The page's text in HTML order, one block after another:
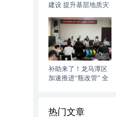
建设 提升基层地质灾
补助来了！龙马潭区
加速推进“瓶改管” 全
热门文章